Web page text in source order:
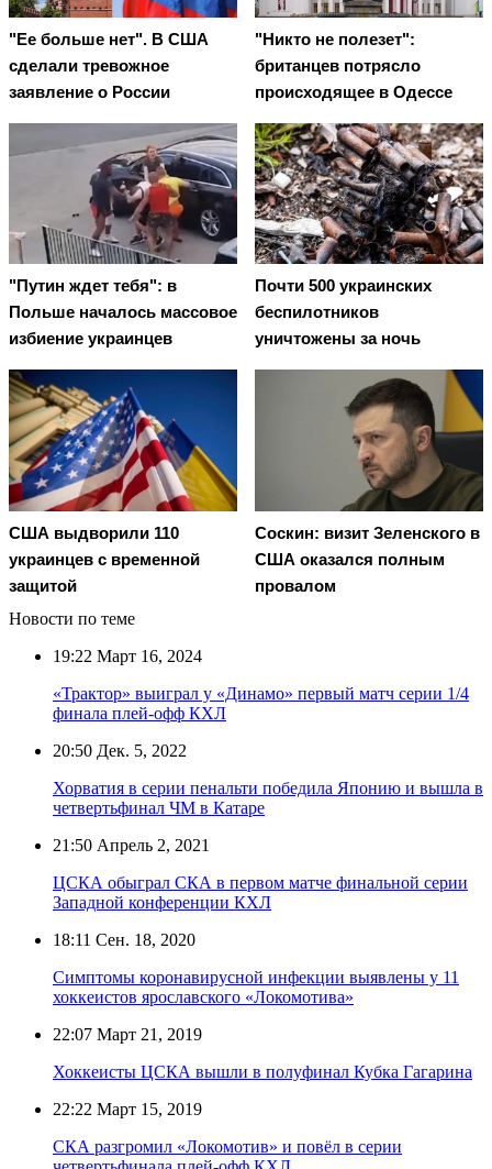
"Ее больше нет". В США
сделали тревожное
заявление о России
"Никто не полезет":
британцев потрясло
происходящее в Одессе
"Путин ждет тебя": в
Польше началось массовое
избиение украинцев
Почти 500 украинских
беспилотников
уничтожены за ночь
США выдворили 110
украинцев с временной
защитой
Соскин: визит Зеленского в
США оказался полным
провалом
Новости по теме
19:22 Март 16, 2024
«Трактор» выиграл у «Динамо» первый матч серии 1/4
финала плей-офф КХЛ
20:50 Дек. 5, 2022
Хорватия в серии пенальти победила Японию и вышла в
четвертьфинал ЧМ в Катаре
21:50 Апрель 2, 2021
ЦСКА обыграл СКА в первом матче финальной серии
Западной конференции КХЛ
18:11 Сен. 18, 2020
Симптомы коронавирусной инфекции выявлены у 11
хоккеистов ярославского «Локомотива»
22:07 Март 21, 2019
Хоккеисты ЦСКА вышли в полуфинал Кубка Гагарина
22:22 Март 15, 2019
СКА разгромил «Локомотив» и повёл в серии